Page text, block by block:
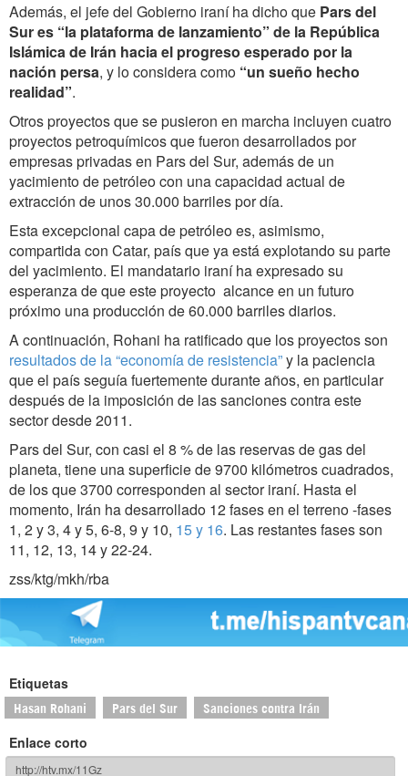
Además, el jefe del Gobierno iraní ha dicho que Pars del
Sur es “la plataforma de lanzamiento” de la República
Islámica de Irán hacia el progreso esperado por la
nación persa, y lo considera como “un sueño hecho
realidad”.
Otros proyectos que se pusieron en marcha incluyen cuatro
proyectos petroquímicos que fueron desarrollados por
empresas privadas en Pars del Sur, además de un
yacimiento de petróleo con una capacidad actual de
extracción de unos 30.000 barriles por día.
Esta excepcional capa de petróleo es, asimismo,
compartida con Catar, país que ya está explotando su parte
del yacimiento. El mandatario iraní ha expresado su
esperanza de que este proyecto alcance en un futuro
próximo una producción de 60.000 barriles diarios.
A continuación, Rohani ha ratificado que los proyectos son
resultados de la “economía de resistencia”y la paciencia
que el país seguía fuertemente durante años, en particular
después de la imposición de las sanciones contra este
sector desde 2011.
Pars del Sur, con casi el 8 % de las reservas de gas del
planeta, tiene una superficie de 9700 kilómetros cuadrados,
de los que 3700 corresponden al sector iraní. Hasta el
momento, Irán ha desarrollado 12 fases en el terreno -fases
1, 2 y 3, 4 y 5, 6-8, 9 y 10, 15 y 16. Las restantes fases son
11, 12, 13, 14 y 22-24.
zss/ktg/mkh/rba
Etiquetas
Hasan Rohani Pars del Sur Sanciones contra Irán
Enlace corto